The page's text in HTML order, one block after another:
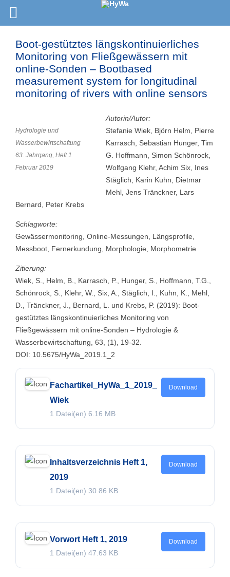
Boot-gestütztes längskontinuierliches
Monitoring von Fließgewässern mit
online-Sonden – Bootbased
measurement system for longitudinal
monitoring of rivers with online sensors
Hydrologie und
Wasserbewirtschaftung
63. Jahrgang, Heft 1
Februar 2019
Autorin/Autor:
Stefanie Wiek, Björn Helm, Pierre
Karrasch, Sebastian Hunger, Tim
G. Hoffmann, Simon Schönrock,
Wolfgang Klehr, Achim Six, Ines
Stäglich, Karin Kuhn, Dietmar
Mehl, Jens Tränckner, Lars
Bernard, Peter Krebs
Schlagworte:
Gewässermonitoring, Online-Messungen, Längsprofile,
Messboot, Fernerkundung, Morphologie, Morphometrie
Zitierung:
Wiek, S., Helm, B., Karrasch, P., Hunger, S., Hoffmann, T.G.,
Schönrock, S., Klehr, W., Six, A., Stäglich, I., Kuhn, K., Mehl,
D., Tränckner, J., Bernard, L. und Krebs, P. (2019): Boot-
gestütztes längskontinuierliches Monitoring von
Fließgewässern mit online-Sonden – Hydrologie &
Wasserbewirtschaftung, 63, (1), 19-32.
DOI: 10.5675/HyWa_2019.1_2
Fachartikel_HyWa_1_2019_
Wiek
1 Datei(en) 6.16 MB
Download
Inhaltsverzeichnis Heft 1,
2019
1 Datei(en) 30.86 KB
Download
Vorwort Heft 1, 2019
1 Datei(en) 47.63 KB
Download